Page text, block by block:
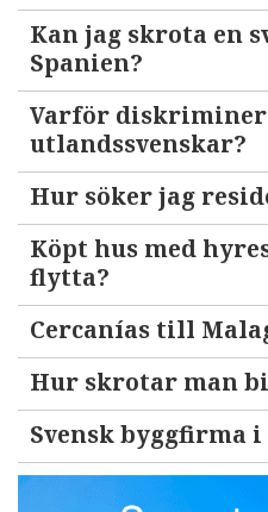
Kan jag skrota en
Spanien?
Varför
utlandssvenskar?
Hur söker jag
Köpt hus med
flytta?
Cercanías till
Hur skrotar man
Svensk byggfirma